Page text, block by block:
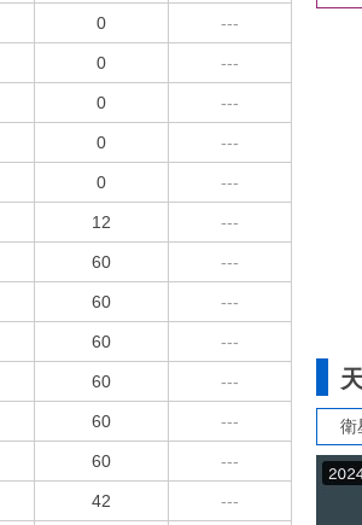
0 ---
0 ---
0 ---
0 ---
0 ---
12 ---
60 ---
60 ---
60 ---
60 ---
60 ---
60 ---
42 ---
衛